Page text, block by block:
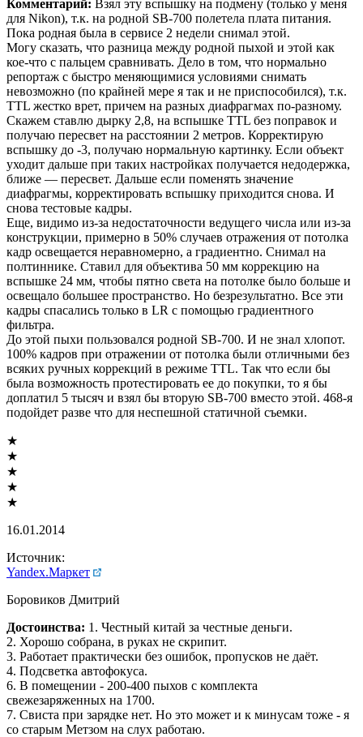
Комментарий: Взял эту вспышку на подмену (только у меня
для Nikon), т.к. на родной SB-700 полетела плата питания.
Пока родная была в сервисе 2 недели снимал этой.
Могу сказать, что разница между родной пыхой и этой как
кое-что с пальцем сравнивать. Дело в том, что нормально
репортаж с быстро меняющимися условиями снимать
невозможно (по крайней мере я так и не приспособился), т.к.
TTL жестко врет, причем на разных диафрагмах по-разному.
Скажем ставлю дырку 2,8, на вспышке TTL без поправок и
получаю пересвет на расстоянии 2 метров. Корректирую
вспышку до -3, получаю нормальную картинку. Если объект
уходит дальше при таких настройках получается недодержка,
ближе — пересвет. Дальше если поменять значение
диафрагмы, корректировать вспышку приходится снова. И
снова тестовые кадры.
Еще, видимо из-за недостаточности ведущего числа или из-за
конструкции, примерно в 50% случаев отражения от потолка
кадр освещается неравномерно, а градиентно. Снимал на
полтиннике. Ставил для объектива 50 мм коррекцию на
вспышке 24 мм, чтобы пятно света на потолке было больше и
освещало большее пространство. Но безрезультатно. Все эти
кадры спасались только в LR с помощью градиентного
фильтра.
До этой пыхи пользовался родной SB-700. И не знал хлопот.
100% кадров при отражении от потолка были отличными без
всяких ручных коррекций в режиме TTL. Так что если бы
была возможность протестировать ее до покупки, то я бы
доплатил 5 тысяч и взял бы вторую SB-700 вместо этой. 468-я
подойдет разве что для неспешной статичной съемки.
★
★
★
★
★
16.01.2014
Источник:
Yandex.Маркет
Боровиков Дмитрий
Достоинства: 1. Честный китай за честные деньги.
2. Хорошо собрана, в руках не скрипит.
3. Работает практически без ошибок, пропусков не даёт.
4. Подсветка автофокуса.
6. В помещении - 200-400 пыхов с комплекта
свежезаряженных на 1700.
7. Свиста при зарядке нет. Но это может и к минусам тоже - я
со старым Метзом на слух работаю.